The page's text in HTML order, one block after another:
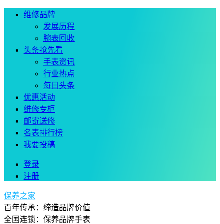
维修品牌
发展历程
腕表回收
头条抢先看
手表资讯
行业热点
每日头条
优惠活动
维修专柜
邮寄送修
名表排行榜
我要投稿
登录
注册
保养之家
百年传承：缔造品牌价值
全国连锁：保养品牌手表